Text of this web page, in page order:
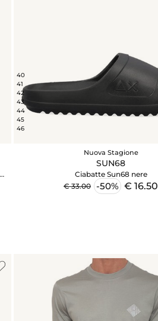
40
41
42
43
44
45
46
Nuova Stagione
SUN68
Ciabatte Sun68 nere
€ 33.00 -50% € 16.50